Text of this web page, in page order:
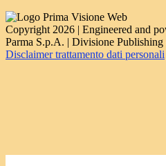
Copyright 2026 | Engineered and
Parma S.p.A. | Divisione
Disclaimer trattamento dati personali